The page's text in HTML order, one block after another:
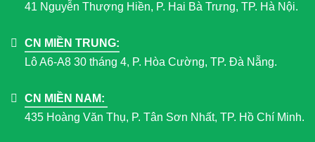
41 Nguyễn Thượng Hiền, P. Hai Bà Trưng, TP. Hà Nội.
CN MIỀN TRUNG:
Lô A6-A8 30 tháng 4, P. Hòa Cường, TP. Đà Nẵng.
CN MIỀN NAM:
435 Hoàng Văn Thụ, P. Tân Sơn Nhất, TP. Hồ Chí Minh.